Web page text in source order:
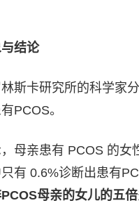
结论
斯卡研究所的科学家
PCOS。
母亲患有 PCOS 的女
有 0.6%诊断出患有
母亲的女儿的五